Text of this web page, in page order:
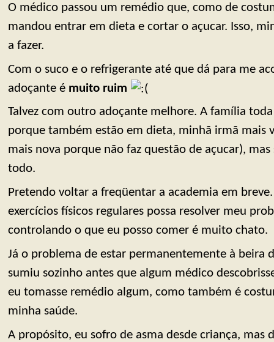
O médico passou um remédio que, como de
mandou entrar em dieta e cortar o açucar. Isso,
a fazer.
Com o suco e o refrigerante até que dá para me
adoçante é muito ruim
Talvez com outro adoçante melhore. A família
porque também estão em dieta, minhã irmã mais
mais nova porque não faz questão de açucar), mas
todo.
Pretendo voltar a freqüentar a academia em
exercícios físicos regulares possa resolver meu
controlando o que eu posso comer é muito chato.
Já o problema de estar permanentemente à beira
sumiu sozinho antes que algum médico
eu tomasse remédio algum, como também é
minha saúde.
A propósito, eu sofro de asma desde criança, mas